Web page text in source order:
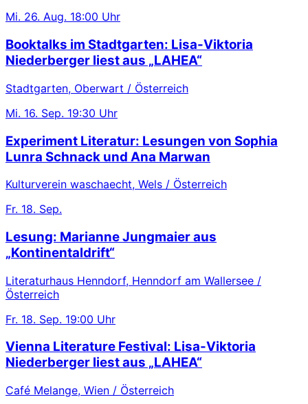
Mi. 26. Aug. 18:00 Uhr
Booktalks im Stadtgarten: Lisa-Viktoria
Niederberger liest aus „LAHEA“
Stadtgarten, Oberwart / Österreich
Mi. 16. Sep. 19:30 Uhr
Experiment Literatur: Lesungen von Sophia
Lunra Schnack und Ana Marwan
Kulturverein waschaecht, Wels / Österreich
Fr. 18. Sep.
Lesung: Marianne Jungmaier aus
„Kontinentaldrift“
Literaturhaus Henndorf, Henndorf am Wallersee /
Österreich
Fr. 18. Sep. 19:00 Uhr
Vienna Literature Festival: Lisa-Viktoria
Niederberger liest aus „LAHEA“
Café Melange, Wien / Österreich